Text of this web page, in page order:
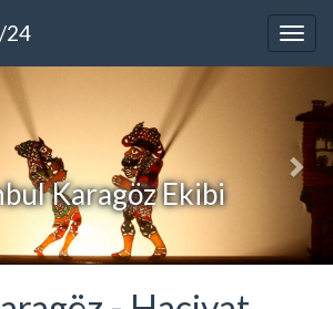
24
Karagöz Ekibi